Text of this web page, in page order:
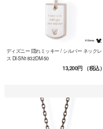
ディズニー 隠れミッキー / シルバー ネックレ
ス DI-SN1832DM-50
13,200円（税込）